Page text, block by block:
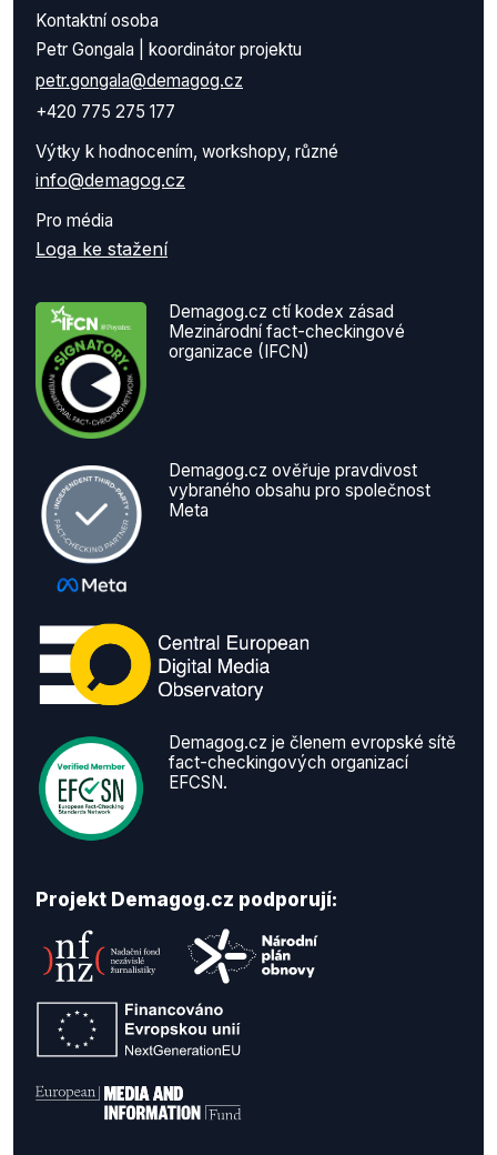
Kontaktní osoba
Petr Gongala | koordinátor projektu
petr.gongala@demagog.cz
+420 775 275 177
Výtky k hodnocením, workshopy, různé
info@demagog.cz
Pro média
Loga ke stažení
Demagog.cz ctí kodex zásad
Mezinárodní fact-checkingové
organizace (IFCN)
Demagog.cz ověřuje pravdivost
vybraného obsahu pro společnost
Meta
Demagog.cz je členem evropské sítě
fact-checkingových organizací
EFCSN.
Projekt Demagog.cz podporují: